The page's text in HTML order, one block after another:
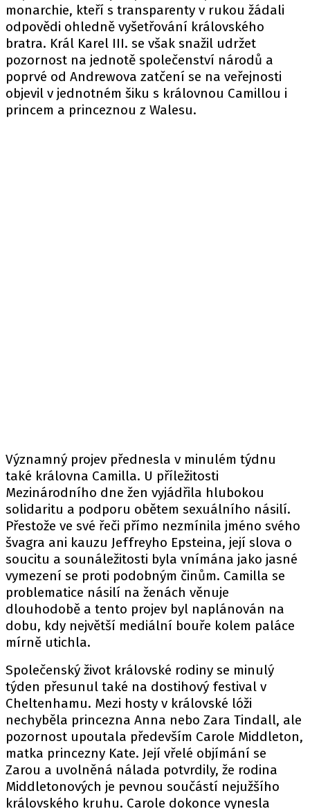
monarchie, kteří s transparenty v rukou žádali
odpovědi ohledně vyšetřování královského
bratra. Král Karel III. se však snažil udržet
pozornost na jednotě společenství národů a
poprvé od Andrewova zatčení se na veřejnosti
objevil v jednotném šiku s královnou Camillou i
princem a princeznou z Walesu.
Významný projev přednesla v minulém týdnu
také královna Camilla. U příležitosti
Mezinárodního dne žen vyjádřila hlubokou
solidaritu a podporu obětem sexuálního násilí.
Přestože ve své řeči přímo nezmínila jméno svého
švagra ani kauzu Jeffreyho Epsteina, její slova o
soucitu a sounáležitosti byla vnímána jako jasné
vymezení se proti podobným činům. Camilla se
problematice násilí na ženách věnuje
dlouhodobě a tento projev byl naplánován na
dobu, kdy největší mediální bouře kolem paláce
mírně utichla.
Společenský život královské rodiny se minulý
týden přesunul také na dostihový festival v
Cheltenhamu. Mezi hosty v královské lóži
nechyběla princezna Anna nebo Zara Tindall, ale
pozornost upoutala především Carole Middleton,
matka princezny Kate. Její vřelé objímání se
Zarou a uvolněná nálada potvrdily, že rodina
Middletonových je pevnou součástí nejužšího
královského kruhu. Carole dokonce vynesla